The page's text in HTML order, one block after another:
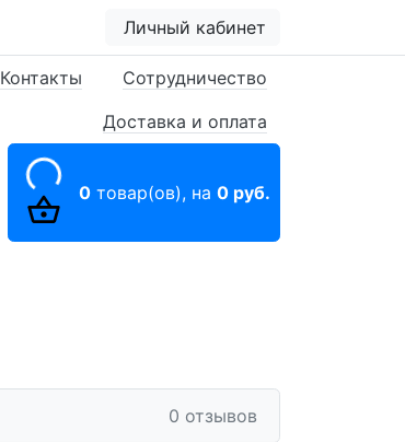
Личный кабинет
Контакты
Сотрудничество
Доставка и оплата
0 товар(ов), на 0 руб.
0 отзывов